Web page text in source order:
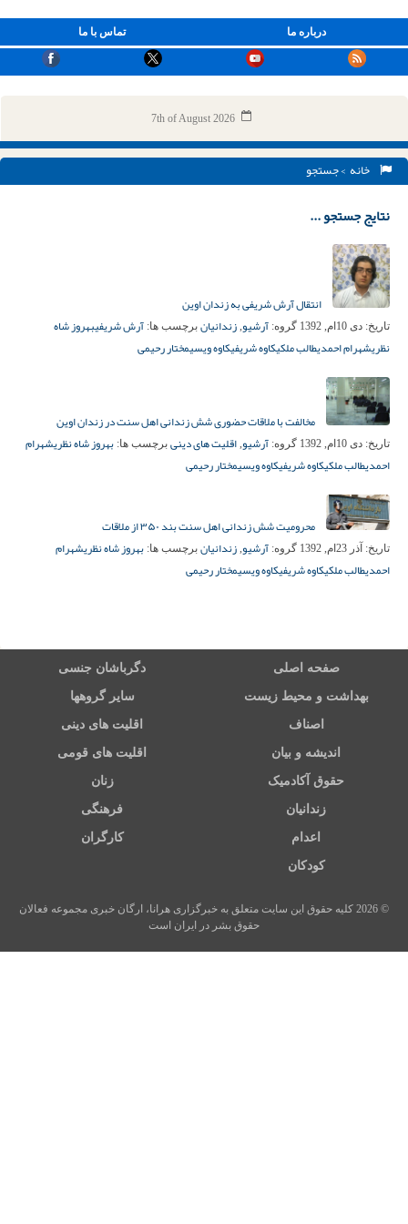
تماس با ما درباره ما
7th of August 2026
خانه > جستجو
نتایج جستجو ...
انتقال آرش شریفی به زندان اوین
تاریخ: دی 10ام, 1392 گروه: آرشیو, زندانیان برچسب ها: آرش شریفیبهروز شاه
نظریشهرام احمدیطالب ملکیکاوه شریفیکاوه ویسیمختار رحیمی
مخالفت با ملاقات حضوری شش زندانی اهل سنت در زندان اوین
تاریخ: دی 10ام, 1392 گروه: آرشیو, اقلیت های دینی برچسب ها: بهروز شاه نظریشهرام
احمدیطالب ملکیکاوه شریفیکاوه ویسیمختار رحیمی
محرومیت شش زندانی اهل سنت بند ۳۵۰ از ملاقات
تاریخ: آذر 23ام, 1392 گروه: آرشیو, زندانیان برچسب ها: بهروز شاه نظریشهرام
احمدیطالب ملکیکاوه شریفیکاوه ویسیمختار رحیمی
صفحه اصلی دگرباشان جنسی
بهداشت و محیط زیست سایر گروهها
اصناف اقلیت های دینی
اندیشه و بیان اقلیت های قومی
حقوق آکادمیک زنان
زندانیان فرهنگی
اعدام کارگران
کودکان
© 2026 کلیه حقوق این سایت متعلق به خبرگزاری هرانا، ارگان خبری مجموعه فعالان
حقوق بشر در ایران است